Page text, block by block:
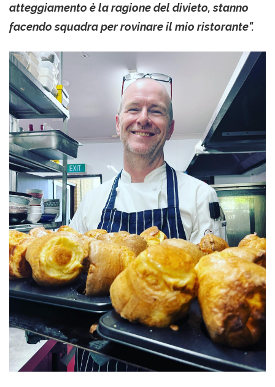
atteggiamento è la ragione del divieto, stanno
facendo squadra per rovinare il mio ristorante".